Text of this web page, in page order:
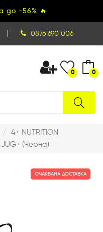
до -56% 🔥
0876 690 006
0 0
4+ NUTRITION
(Черна)
ОЧАКВАНА ДОСТАВКА